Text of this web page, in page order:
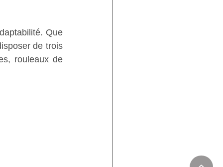
Que
de trois
rouleaux de